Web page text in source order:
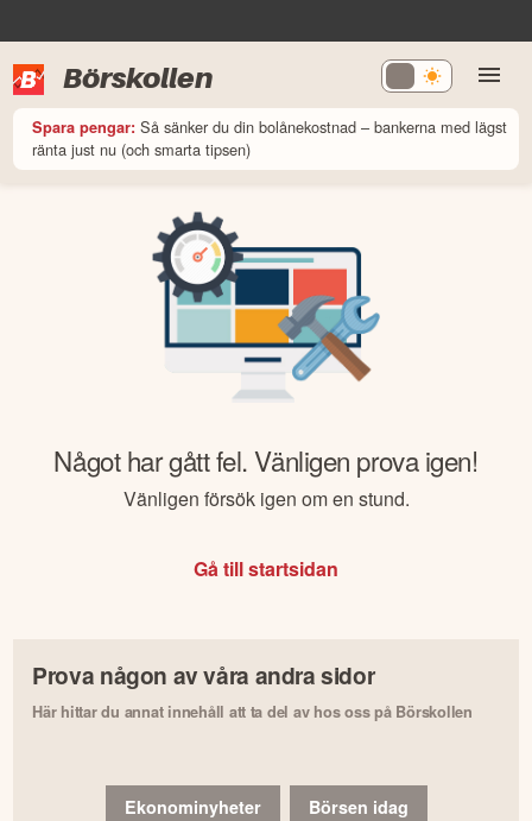
Börskollen
Spara pengar: Så sänker du din bolånekostnad – bankerna med lägst
ränta just nu (och smarta tipsen)
Något har gått fel. Vänligen prova igen!
Vänligen försök igen om en stund.
Gå till startsidan
Prova någon av våra andra sidor
Här hittar du annat innehåll att ta del av hos oss på Börskollen
Ekonominyheter Börsen idag